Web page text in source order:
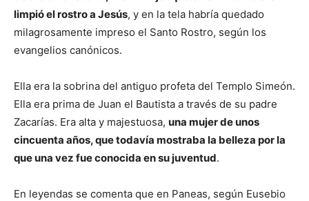
limpió el rostro a Jesús, y en la tela habría quedado
milagrosamente impreso el Santo Rostro, según los
evangelios canónicos.
Ella era la sobrina del antiguo profeta del Templo Simeón.
Ella era prima de Juan el Bautista a través de su padre
Zacarías. Era alta y majestuosa, una mujer de unos
cincuenta años, que todavía mostraba la belleza por la
que una vez fue conocida en su juventud.
En leyendas se comenta que en Paneas, según Eusebio